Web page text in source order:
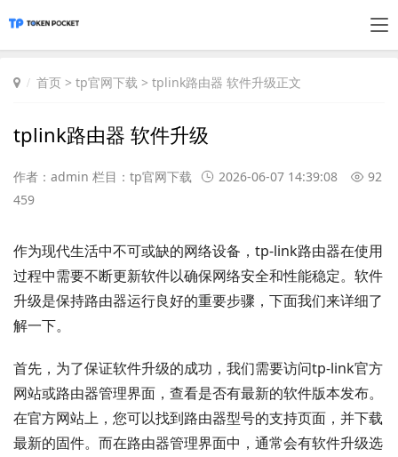
首页 > tp官网下载 > tplink路由器 软件升级正文
tplink路由器 软件升级
作者：admin 栏目： tp官网下载 2026-06-07 14:39:08
92
459
作为现代生活中不可或缺的网络设备，tp-link路由器在使用
过程中需要不断更新软件以确保网络安全和性能稳定。软件
升级是保持路由器运行良好的重要步骤，下面我们来详细了
解一下。
首先，为了保证软件升级的成功，我们需要访问tp-link官方
网站或路由器管理界面，查看是否有最新的软件版本发布。
在官方网站上，您可以找到路由器型号的支持页面，并下载
最新的固件。而在路由器管理界面中，通常会有软件升级选